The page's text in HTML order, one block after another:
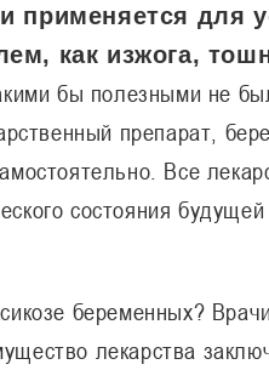
применяется для
как изжога,
бы полезными не
препарат,
Все
состояния
беременных?
лекарства